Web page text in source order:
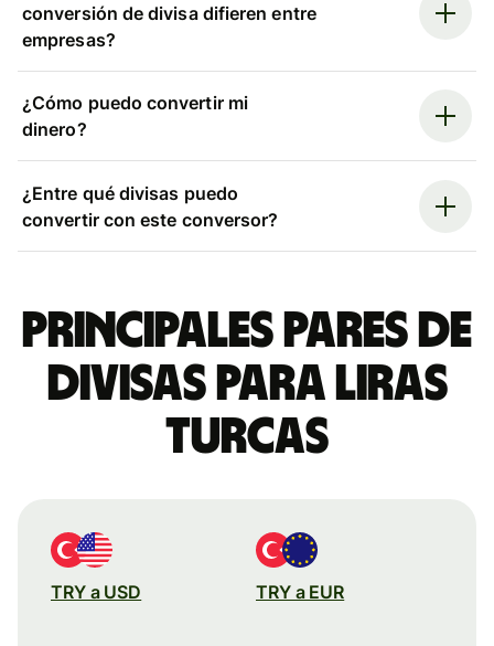
conversión de divisa difieren entre
empresas?
¿Cómo puedo convertir mi
dinero?
¿Entre qué divisas puedo
convertir con este conversor?
Principales pares de
divisas para liras
turcas
TRY a USD TRY a EUR